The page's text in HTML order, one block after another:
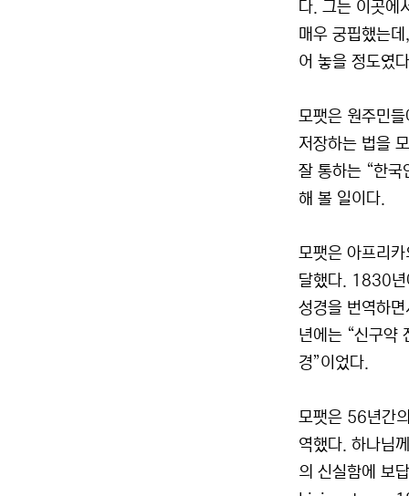
다. 그는 이곳에
매우 궁핍했는
어 놓을 정도였
모팻은 원주민
저장하는 법을
잘 통하는 “한국
해 볼 일이다.
모팻은 아프리
달했다. 1830년
성경을 번역하
년에는 “신구약
경”이었다.
모팻은 56년간
역했다. 하나님
의 신실함에 보